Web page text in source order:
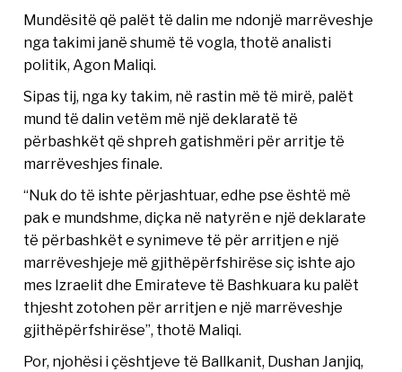
Mundësitë që palët të dalin me ndonjë marrëveshje
nga takimi janë shumë të vogla, thotë analisti
politik, Agon Maliqi.
Sipas tij, nga ky takim, në rastin më të mirë, palët
mund të dalin vetëm më një deklaratë të
përbashkët që shpreh gatishmëri për arritje të
marrëveshjes finale.
“Nuk do të ishte përjashtuar, edhe pse është më
pak e mundshme, diçka në natyrën e një deklarate
të përbashkët e synimeve të për arritjen e një
marrëveshjeje më gjithëpërfshirëse siç ishte ajo
mes Izraelit dhe Emirateve të Bashkuara ku palët
thjesht zotohen për arritjen e një marrëveshje
gjithëpërfshirëse”, thotë Maliqi.
Por, njohësi i çështjeve të Ballkanit, Dushan Janjiq,